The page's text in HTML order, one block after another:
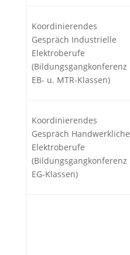
Koordinierendes
Gespräch Industrielle
Elektroberufe
(Bildungsgangkonferenz
EB- u. MTR-Klassen)
Koordinierendes
Gespräch Handwerkliche
Elektroberufe
(Bildungsgangkonferenz
EG-Klassen)